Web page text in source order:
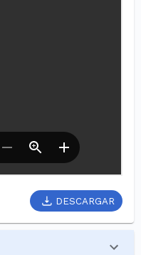
DESCARGAR